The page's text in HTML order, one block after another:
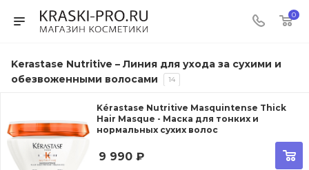
0
Kerastase Nutritive – Линия для ухода за сухими и
обезвоженными волосами
14
Kérastase Nutritive Masquintense Thick
Hair Masque - Маска для тонких и
нормальных сухих волос
9 990 ₽